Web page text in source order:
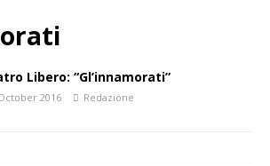
Libero: “Gl’innamorati”
2016 Redazione